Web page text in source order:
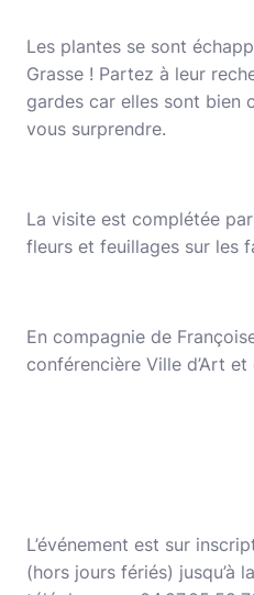
Les plantes se sont
Grasse ! Partez à leur
gardes car elles sont bien
vous surprendre.
La visite est complétée
fleurs et feuillages sur les
En compagnie de
conférencière Ville d’Art et
L’événement est sur
(hors jours fériés) jusqu’à